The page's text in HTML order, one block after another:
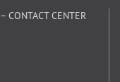
CONTACT CENTER